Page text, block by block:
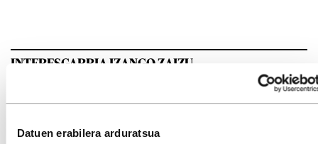
Datuen erabilera arduratsua
INTERESGARRIA IZANGO ZAIZU